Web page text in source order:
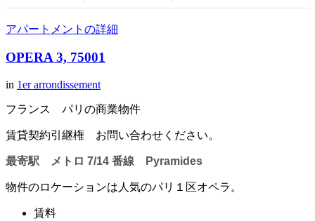
アパートメントの詳細
OPERA 3, 75001
in 1er arrondissement
フランス パリの商業物件
賃貸契約引継権 お問い合わせください。
最寄駅 メトロ 7/14 番線 Pyramides
物件のロケーションは人気のパリ１区オペラ。
賃料